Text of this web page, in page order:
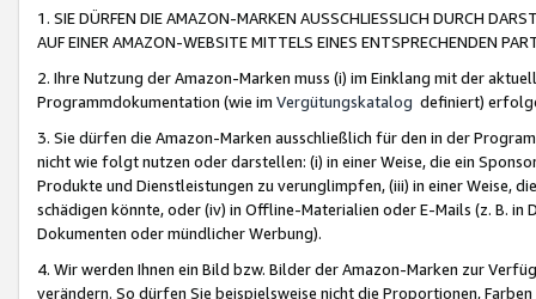
1. SIE DÜRFEN DIE AMAZON-MARKEN AUSSCHLIESSLICH DURCH
AUF EINER AMAZON-WEBSITE MITTELS EINES ENTSPRECHENDEN
2. Ihre Nutzung der Amazon-Marken muss (i) im Einklang mit der
Programmdokumentation (wie im Vergütungskatalog definiert)
3. Sie dürfen die Amazon-Marken ausschließlich für den in der
nicht wie folgt nutzen oder darstellen: (i) in einer Weise, die ein
Produkte und Dienstleistungen zu verunglimpfen, (iii) in einer Weise,
schädigen könnte, oder (iv) in Offline-Materialien oder E-Mails (z. B. in
Dokumenten oder mündlicher Werbung).
4. Wir werden Ihnen ein Bild bzw. Bilder der Amazon-Marken zur
verändern. So dürfen Sie beispielsweise nicht die Proportionen,